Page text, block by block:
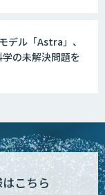
| AX
デル「Astra」、
の未解決問題を
こちら